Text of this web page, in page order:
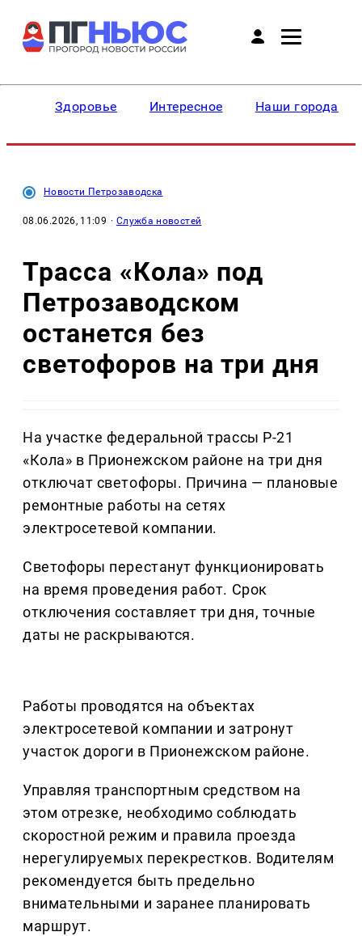
Здоровье Интересное Наши города
Новости Петрозаводска
08.06.2026, 11:09 · Служба новостей
Трасса «Кола» под
Петрозаводском
останется без
светофоров на три дня
На участке федеральной трассы Р-21
«Кола» в Прионежском районе на три дня
отключат светофоры. Причина — плановые
ремонтные работы на сетях
электросетевой компании.
Светофоры перестанут функционировать
на время проведения работ. Срок
отключения составляет три дня, точные
даты не раскрываются.
Работы проводятся на объектах
электросетевой компании и затронут
участок дороги в Прионежском районе.
Управляя транспортным средством на
этом отрезке, необходимо соблюдать
скоростной режим и правила проезда
нерегулируемых перекрестков. Водителям
рекомендуется быть предельно
внимательными и заранее планировать
маршрут.